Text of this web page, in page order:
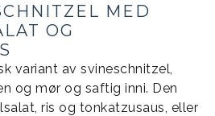
MED
OG
variant av svineschnitzel,
og mør og saftig inni. Den
ris og tonkatzusaus, eller